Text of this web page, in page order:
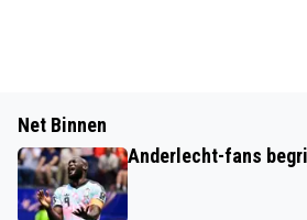
Net Binnen
Anderlecht-fans